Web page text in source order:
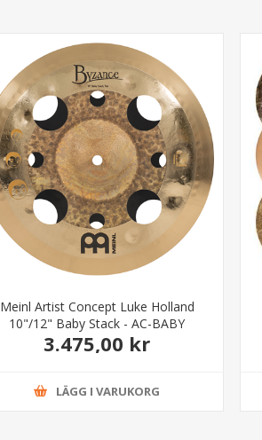
Meinl Artist Concept Luke Holland
10"/12" Baby Stack - AC-BABY
3.475,00 kr
LÄGG I VARUKORG